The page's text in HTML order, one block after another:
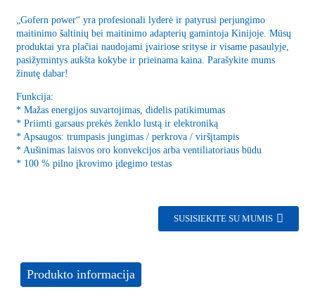
„Gofern power“ yra profesionali lyderė ir patyrusi perjungimo
maitinimo šaltinių bei maitinimo adapterių gamintoja Kinijoje. Mūsų
produktai yra plačiai naudojami įvairiose srityse ir visame pasaulyje,
pasižymintys aukšta kokybe ir prieinama kaina. Parašykite mums
žinutę dabar!
Funkcija:
* Mažas energijos suvartojimas, didelis patikimumas
* Priimti garsaus prekės ženklo lustą ir elektroniką
* Apsaugos: trumpasis jungimas / perkrova / viršįtampis
* Aušinimas laisvos oro konvekcijos arba ventiliatoriaus būdu
* 100 % pilno įkrovimo įdegimo testas
SUSISIEKITE SU MUMIS
Produkto informacija